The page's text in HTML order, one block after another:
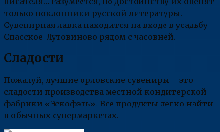
только поклонники русской литературы.
Сувенирная лавка находится на входе в усадьбу
Спасское-Лутовиново рядом с часовней.
Сладости
Пожалуй, лучшие орловские сувениры – это
сладости производства местной кондитерской
фабрики «Эскофэль». Все продукты легко найти
в обычных супермаркетах.